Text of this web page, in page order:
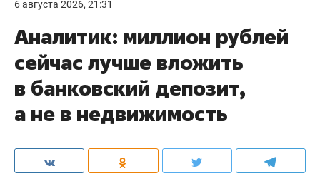
6 августа 2026, 21:31
Аналитик: миллион рублей
сейчас лучше вложить
в банковский депозит,
а не в недвижимость